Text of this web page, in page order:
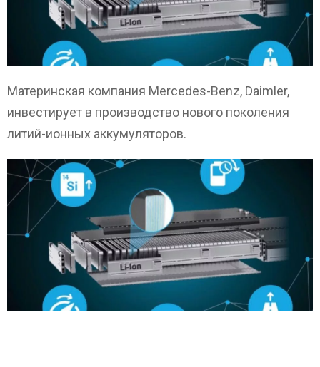
Материнская компания Mercedes-Benz, Daimler,
инвестирует в производство нового поколения
литий-ионных аккумуляторов.